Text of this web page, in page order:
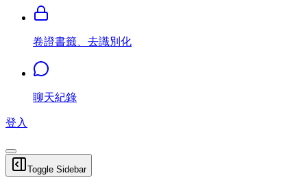
卷證書籤、去識別化
聊天紀錄
登入
Toggle Sidebar